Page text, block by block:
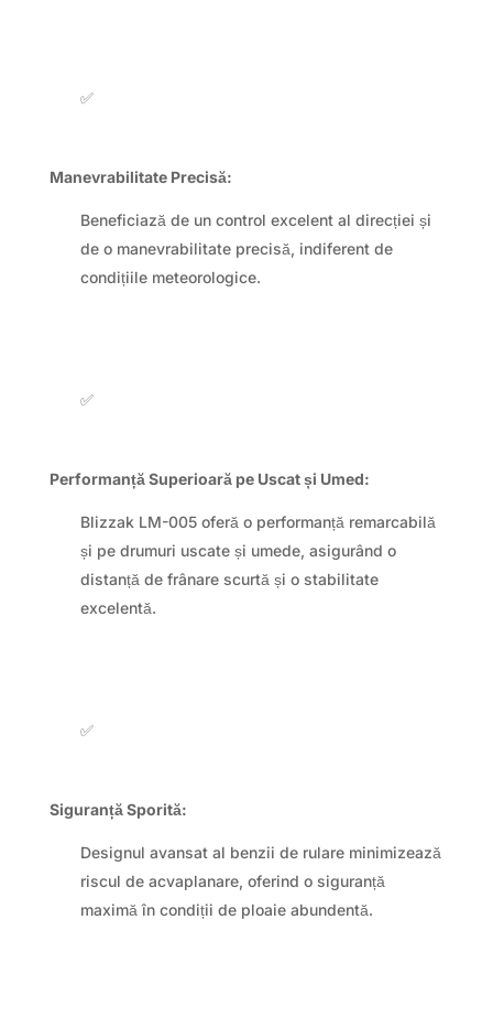
✅
Manevrabilitate Precisă:
Beneficiază de un control excelent al direcției și
de o manevrabilitate precisă, indiferent de
condițiile meteorologice.
✅
Performanță Superioară pe Uscat și Umed:
Blizzak LM-005 oferă o performanță remarcabilă
și pe drumuri uscate și umede, asigurând o
distanță de frânare scurtă și o stabilitate
excelentă.
✅
Siguranță Sporită:
Designul avansat al benzii de rulare minimizează
riscul de acvaplanare, oferind o siguranță
maximă în condiții de ploaie abundentă.